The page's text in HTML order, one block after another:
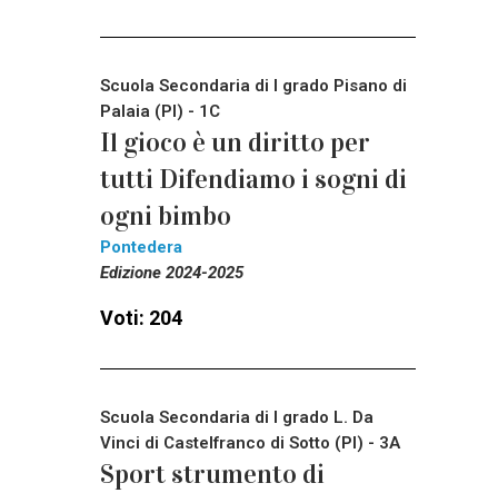
Scuola Secondaria di I grado Pisano di
Palaia (PI) - 1C
Il gioco è un diritto per
tutti Difendiamo i sogni di
ogni bimbo
Pontedera
Edizione 2024-2025
Voti: 204
Scuola Secondaria di I grado L. Da
Vinci di Castelfranco di Sotto (PI) - 3A
Sport strumento di